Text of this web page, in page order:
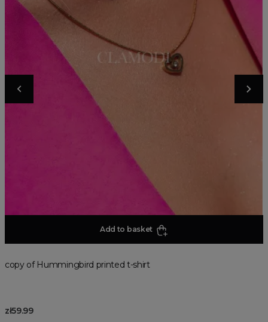
Add to basket
copy of Hummingbird printed t-shirt
zł59.99